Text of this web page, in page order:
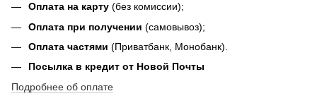
Оплата на карту (без комиссии);
Оплата при получении (самовывоз);
Оплата частями (Приватбанк, Монобанк).
Посылка в кредит от Новой Почты
Подробнее об оплате